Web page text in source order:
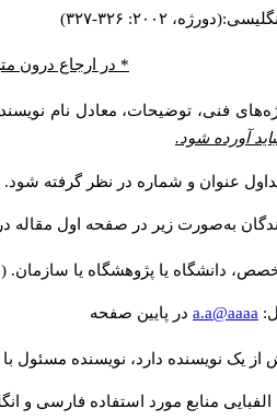
۲۰۰۲: ۳۲۶-۳۲۷)
* در ارجاع درون
فنی، توضیحات، معادل نام
آورده شود.
عنوان و شماره در نظر گرفته
به‌صورت زیر در صفحه اول مقاله
دانشگاه یا پژوهشگاه یا سازمان.
a.a@aaaa در پايين صفحه
از یک نویسنده دارد، نویسنده
منابع مورد استفاده فارسی و